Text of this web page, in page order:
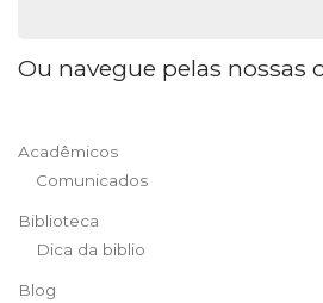
Ou navegue pelas nossas
Acadêmicos
Comunicados
Biblioteca
Dica da biblio
Blog